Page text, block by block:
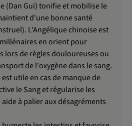
(Dan Gui) tonifie et mobilise le
d'une bonne santé
L'Angélique chinoise est
en orient pour
lors de règles douloureuses ou
de l'oxygène dans le sang.
utile en cas de manque de
le Sang et régularise les
à palier aux désagréments